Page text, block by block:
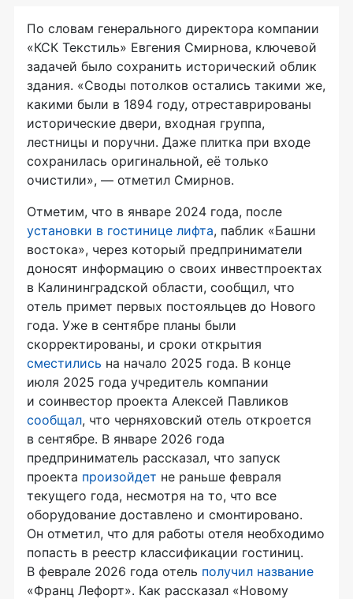
По словам генерального директора компании
«КСК Текстиль» Евгения Смирнова, ключевой
задачей было сохранить исторический облик
здания. «Своды потолков остались такими же,
какими были в 1894 году, отреставрированы
исторические двери, входная группа,
лестницы и поручни. Даже плитка при входе
сохранилась оригинальной, её только
очистили», — отметил Смирнов.
Отметим, что в январе 2024 года, после
установки в гостинице лифта, паблик «Башни
востока», через который предприниматели
доносят информацию о своих инвестпроектах
в Калининградской области, сообщил, что
отель примет первых постояльцев до Нового
года. Уже в сентябре планы были
скорректированы, и сроки открытия
сместились на начало 2025 года. В конце
июля 2025 года учредитель компании
и соинвестор проекта Алексей Павликов
сообщал, что черняховский отель откроется
в сентябре. В январе 2026 года
предприниматель рассказал, что запуск
проекта произойдет не раньше февраля
текущего года, несмотря на то, что все
оборудование доставлено и смонтировано.
Он отметил, что для работы отеля необходимо
попасть в реестр классификации гостиниц.
В феврале 2026 года отель получил название
«Франц Лефорт». Как рассказал «Новому